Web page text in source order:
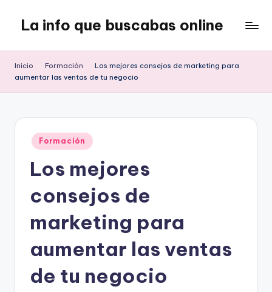
contenido
La info que buscabas online
para
Inicio Formación
Los mejores consejos de marketing para
aumentar las ventas de tu negocio
Publicado
en
Formación
Los mejores
consejos de
marketing para
aumentar las ventas
de tu negocio